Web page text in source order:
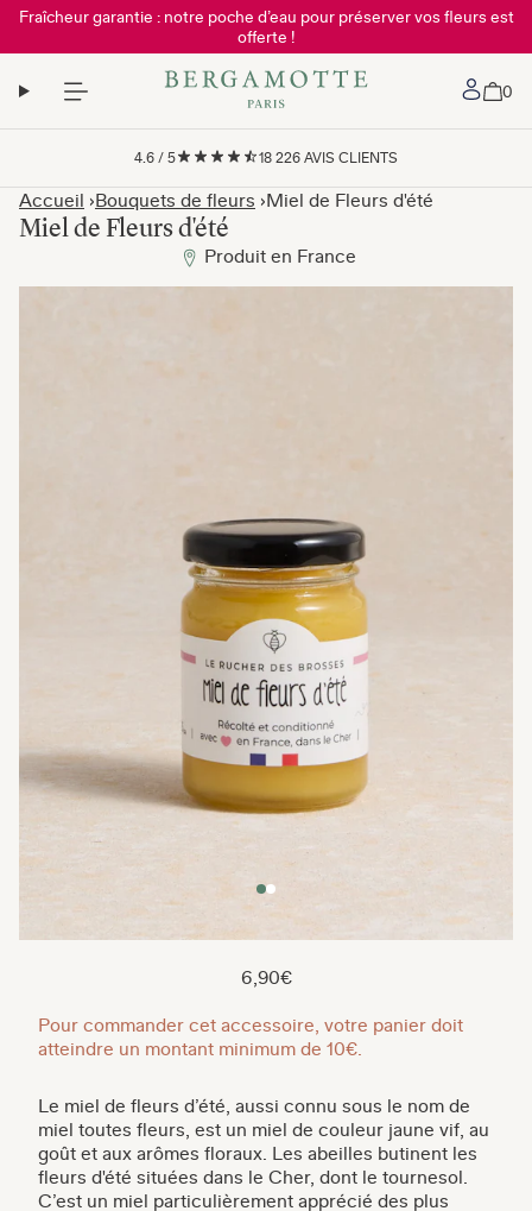
Fraîcheur garantie : notre poche d’eau pour préserver vos fleurs est
offerte !
Mon
0
4.6 / 5 18 226 AVIS CLIENTS
Accueil Bouquets de fleurs Miel de Fleurs d'été
Miel de Fleurs d'été
Produit en France
6,90€
Pour commander cet accessoire, votre panier doit
atteindre un montant minimum de 10€.
Le miel de fleurs d’été, aussi connu sous le nom de
miel toutes fleurs, est un miel de couleur jaune vif, au
goût et aux arômes floraux. Les abeilles butinent les
fleurs d'été situées dans le Cher, dont le tournesol.
C’est un miel particulièrement apprécié des plus